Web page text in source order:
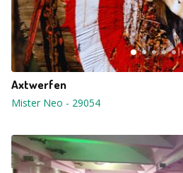
Axtwerfen
Mister Neo - 29054